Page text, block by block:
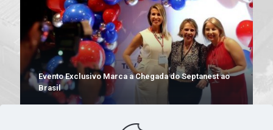
Evento Exclusivo Marca a Chegada do Septanest ao
Brasil